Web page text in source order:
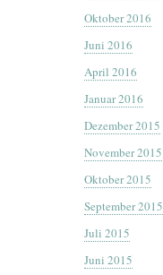
Oktober 2016
Juni 2016
April 2016
Januar 2016
Dezember 2015
November 2015
Oktober 2015
September 2015
Juli 2015
Juni 2015